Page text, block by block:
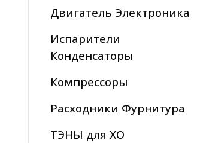
Двигатель Электроника
Испарители
Конденсаторы
Компрессоры
Расходники Фурнитура
ТЭНЫ для ХО